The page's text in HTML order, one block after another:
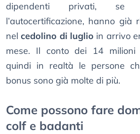
dipendenti privati, se
l’autocertificazione, hanno già
nelcedolino di luglio in arrivo
mese. Il conto dei 14 milioni
quindi in realtà le persone
bonus sono già molte di più.
Come possono fare
colf e badanti